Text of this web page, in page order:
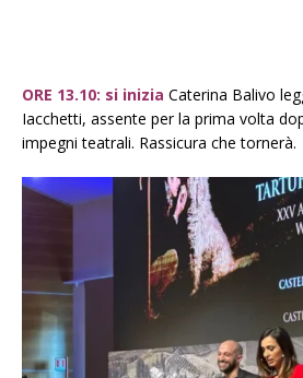
ORE 13.10: si inizia Caterina Balivo
Iacchetti, assente per la prima volta
impegni teatrali. Rassicura che tornerà.